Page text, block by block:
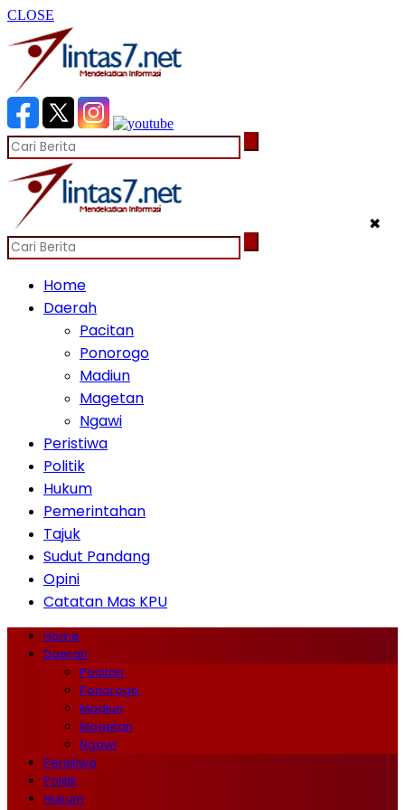
CLOSE
✖
Home
Daerah
Pacitan
Ponorogo
Madiun
Magetan
Ngawi
Peristiwa
Politik
Hukum
Pemerintahan
Tajuk
Sudut Pandang
Opini
Catatan Mas KPU
Home
Daerah
Pacitan
Ponorogo
Madiun
Magetan
Ngawi
Peristiwa
Politik
Hukum